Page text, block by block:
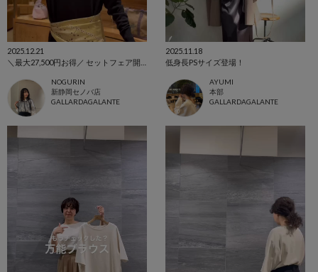
2025.12.21
NOGURIN
新静岡セノバ店
GALLARDAGALANTE
2025.11.18
低身長PSサイズ登場！
AYUMI
本部
GALLARDAGALANTE